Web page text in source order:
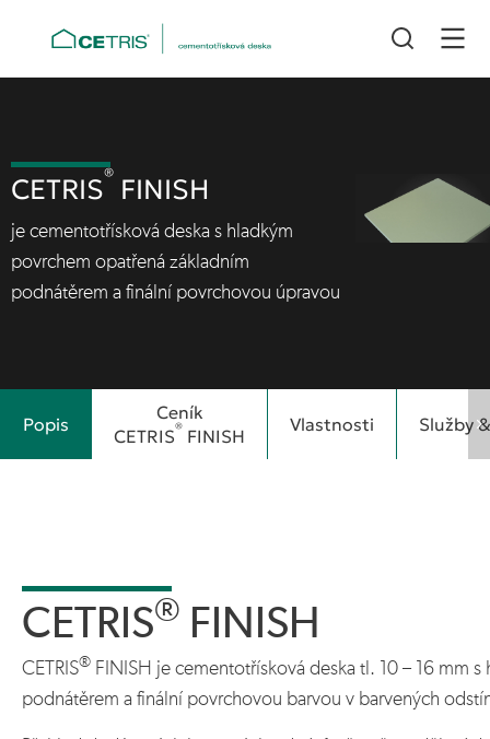
CETRIS® FINISH
je cementotřísková deska s hladkým
povrchem opatřená základním
podnátěrem a finální povrchovou úpravou
Popis
Ceník
CETRIS® FINISH
Vlastnosti Služby
CETRIS® FINISH
CETRIS® FINISH je cementotřísková deska tl. 10 – 16 mm
podnátěrem a finální povrchovou barvou v barvených